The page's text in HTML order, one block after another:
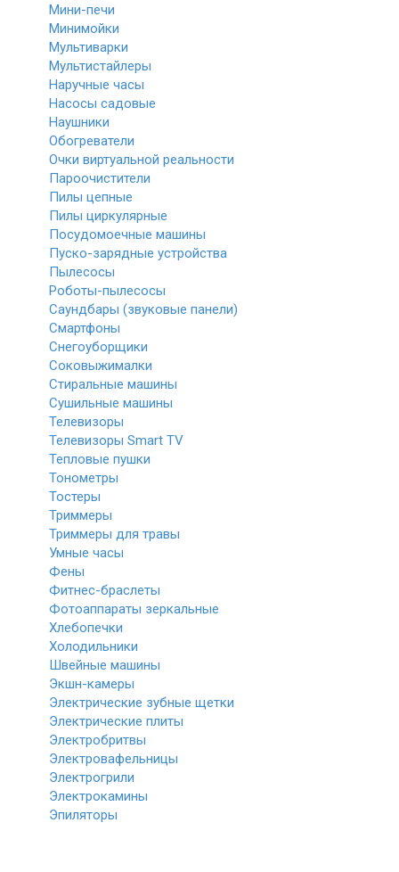
Мини-печи
Минимойки
Мультиварки
Мультистайлеры
Наручные часы
Насосы садовые
Наушники
Обогреватели
Очки виртуальной реальности
Пароочистители
Пилы цепные
Пилы циркулярные
Посудомоечные машины
Пуско-зарядные устройства
Пылесосы
Роботы-пылесосы
Саундбары (звуковые панели)
Смартфоны
Снегоуборщики
Соковыжималки
Стиральные машины
Сушильные машины
Телевизоры
Телевизоры Smart TV
Тепловые пушки
Тонометры
Тостеры
Триммеры
Триммеры для травы
Умные часы
Фены
Фитнес-браслеты
Фотоаппараты зеркальные
Хлебопечки
Холодильники
Швейные машины
Экшн-камеры
Электрические зубные щетки
Электрические плиты
Электробритвы
Электровафельницы
Электрогрили
Электрокамины
Эпиляторы